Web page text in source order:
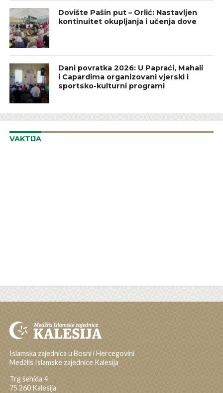
Dovište Pašin put – Orlić: Nastavljen
kontinuitet okupljanja i učenja dove
Dani povratka 2026: U Papraći, Mahali
i Capardima organizovani vjerski i
sportsko-kulturni programi
VAKTIJA
Islamska zajednica u Bosni i Hercegovini
Medžlis Islamske zajednice Kalesija
Trg šehida 4
75 260 Kalesija